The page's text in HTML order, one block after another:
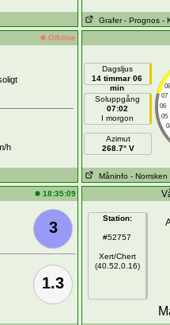
Grafer - Prognos -
Off-line
h
Dagsljus
14 timmar 06
min
Soluppgång
07:02
I morgon
Azimut
268.7° V
08
07
06
05
Måninfo - Norrsken
18:35:09
3
1.3
Station:
#52757
Xert/Chert
(40.52,0.16)